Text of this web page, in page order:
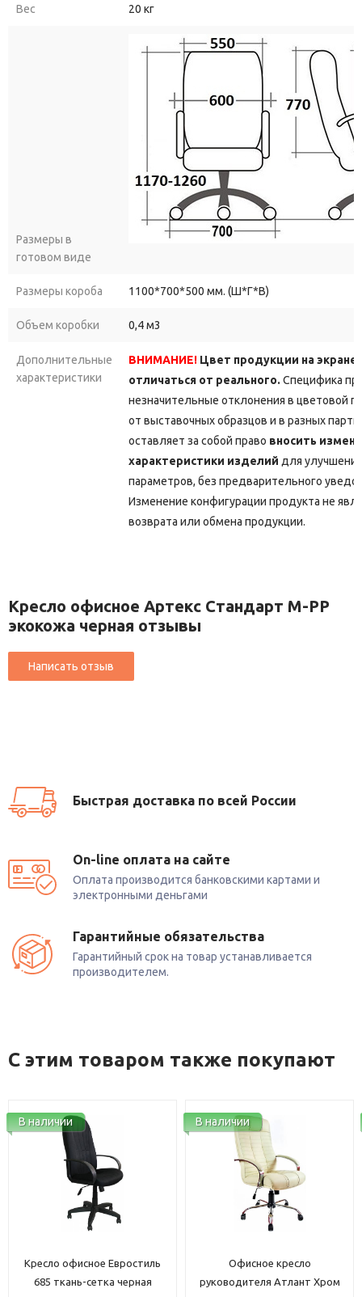
Вес 20 кг
Размеры в
готовом виде
Размеры короба 1100*700*500 мм. (Ш*Г*В)
Объем коробки 0,4 м3
Дополнительные
характеристики
ВНИМАНИЕ! Цвет продукции на
отличаться от реального. Специфика
незначительные отклонения в цветовой
от выставочных образцов и в разных
оставляет за собой право вносить
характеристики изделий для
параметров, без предварительного
Изменение конфигурации продукта не
возврата или обмена продукции.
Кресло офисное Артекс Стандарт М-РР
экокожа черная отзывы
Быстрая доставка по всей России
On-line оплата на сайте
Оплата производится банковскими картами и
электронными деньгами
Гарантийные обязательства
Гарантийный срок на товар устанавливается
производителем.
С этим товаром также покупают
В наличии
Офисное кресло
руководителя Атлант Хром
В наличии
Компьютерное кресло
Евростиль 696 Лайк ткань